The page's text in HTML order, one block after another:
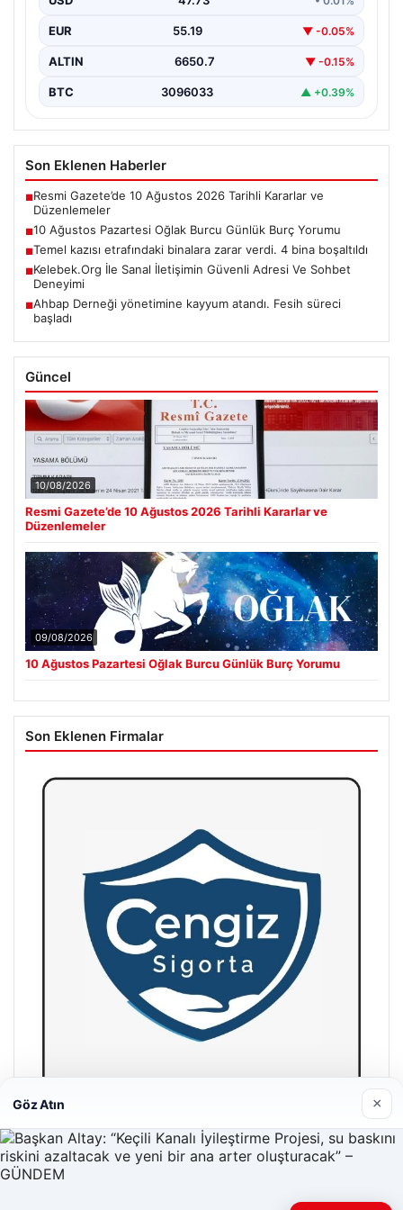
olabilir.…
EUR 55.19 ▼ -0.05%
ALTIN 6650.7 ▼ -0.15%
BTC 3096033 ▲ +0.39%
Son Eklenen Haberler
■Resmi Gazete’de 10 Ağustos 2026 Tarihli Kararlar ve
Düzenlemeler
■10 Ağustos Pazartesi Oğlak Burcu Günlük Burç Yorumu
■Temel kazısı etrafındaki binalara zarar verdi. 4 bina boşaltıldı
■Kelebek.Org İle Sanal İletişimin Güvenli Adresi Ve Sohbet
Deneyimi
■Ahbap Derneği yönetimine kayyum atandı. Fesih süreci
başladı
Güncel
10/08/2026
Resmi Gazete’de 10 Ağustos 2026 Tarihli Kararlar ve
Düzenlemeler
09/08/2026
10 Ağustos Pazartesi Oğlak Burcu Günlük Burç Yorumu
Son Eklenen Firmalar
Hastaş Beton
26/05/2026
Göz Atın ×